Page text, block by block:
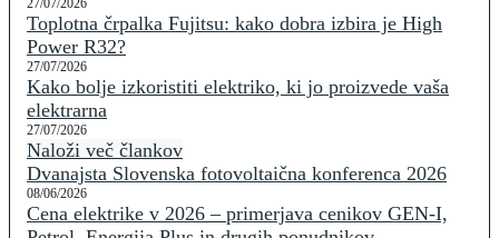
27/07/2026
Toplotna črpalka Fujitsu: kako dobra izbira je High
Power R32?
27/07/2026
Kako bolje izkoristiti elektriko, ki jo proizvede vaša
elektrarna
27/07/2026
Naloži več člankov
Dvanajsta Slovenska fotovoltaična konferenca 2026
08/06/2026
Cena elektrike v 2026 – primerjava cenikov GEN-I,